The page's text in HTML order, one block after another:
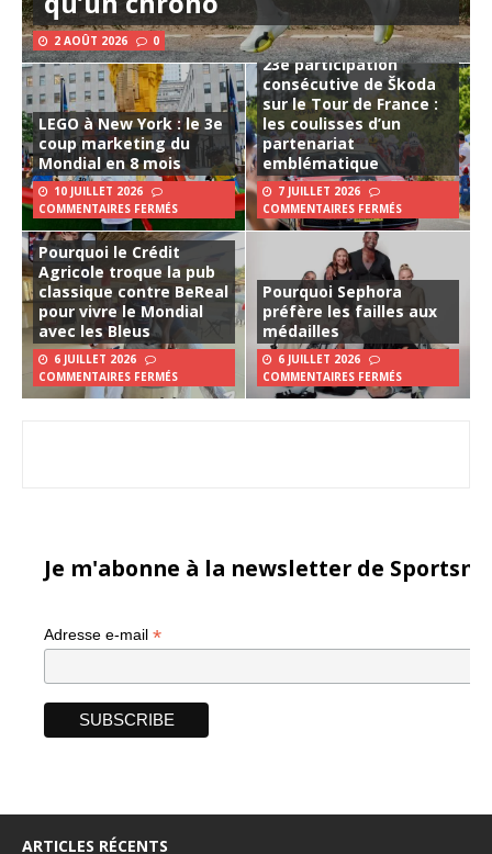
2 AOÛT 2026 0
LEGO à New York : le 3e
coup marketing du
Mondial en 8 mois
10 JUILLET 2026
COMMENTAIRES FERMÉS
23e participation
consécutive de Škoda
sur le Tour de France :
les coulisses d’un
partenariat
emblématique
7 JUILLET 2026
COMMENTAIRES FERMÉS
Pourquoi le Crédit
Agricole troque la pub
classique contre BeReal
pour vivre le Mondial
avec les Bleus
6 JUILLET 2026
COMMENTAIRES FERMÉS
Pourquoi Sephora
préfère les failles aux
médailles
6 JUILLET 2026
COMMENTAIRES FERMÉS
Je m'abonne à la newsletter de
Adresse e-mail *
ARTICLES RÉCENTS